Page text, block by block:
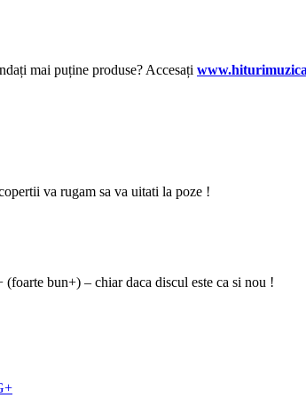
mai puține produse? Accesați
va rugam sa va uitati la poze !
bun+) – chiar daca discul este ca si nou !